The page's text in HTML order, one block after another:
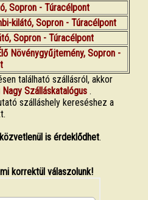
Sopron - Túracélpont
kilátó, Sopron - Túracélpont
Sopron - Túracélpont
Növénygyűjtemény, Sopron -
található szállásról, akkor
Nagy Szálláskatalógus .
szálláshely kereséshez a
is érdeklődhet.
korrektül válaszolunk!